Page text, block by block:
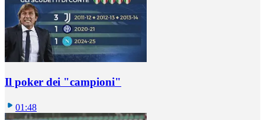
Il poker dei "campioni"
01:48